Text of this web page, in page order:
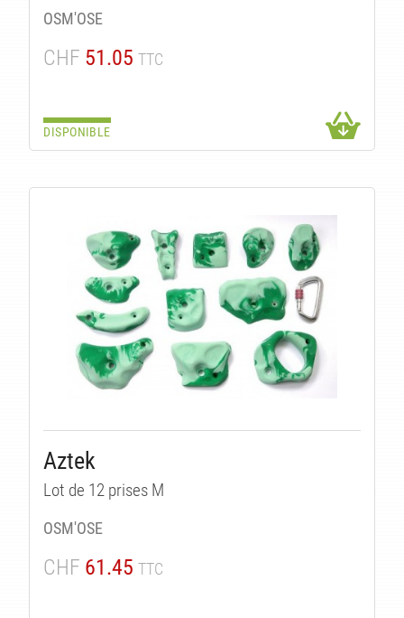
OSM'OSE
CHF 51.05 TTC
DISPONIBLE
Aztek
Lot de 12 prises M
OSM'OSE
CHF 61.45 TTC